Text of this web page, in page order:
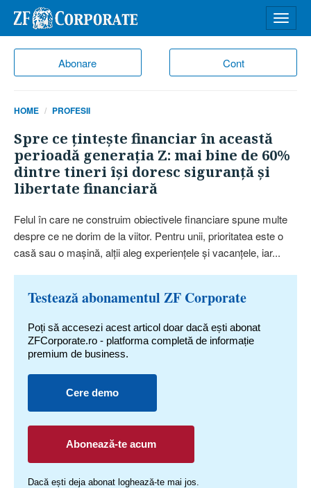
Abonare Cont
meniu
HOME PROFESII
Spre ce ţinteşte financiar în această
perioadă generaţia Z: mai bine de 60%
dintre tineri îşi doresc siguranţă şi
libertate financiară
Felul în care ne construim obiectivele financiare spune multe
despre ce ne dorim de la viitor. Pentru unii, prioritatea este o
casă sau o maşină, alţii aleg experienţele şi vacanţele, iar...
Testează abonamentul ZF Corporate
Poți să accesezi acest articol doar dacă ești abonat
ZFCorporate.ro - platforma completă de informație
premium de business.
Cere demo
Abonează-te acum
Dacă ești deja abonat loghează-te mai jos.